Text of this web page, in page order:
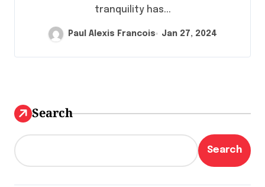
tranquility has...
Paul Alexis Francois Jan 27, 2024
Search
Search